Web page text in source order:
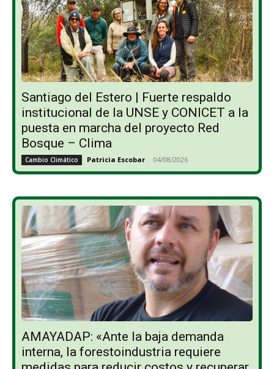
Santiago del Estero | Fuerte respaldo
institucional de la UNSE y CONICET a la
puesta en marcha del proyecto Red
Bosque – Clima
Cambio Climático Patricia Escobar - 04/08/2026
AMAYADAP: «Ante la baja demanda
interna, la forestoindustria requiere